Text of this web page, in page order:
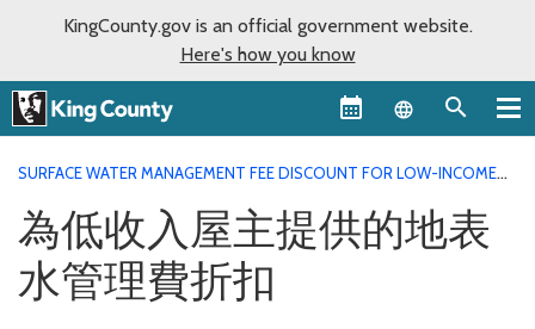
KingCounty.gov is an official government website.
Here's how you know
Language
SURFACE WATER MANAGEMENT FEE DISCOUNT FOR LOW-INCOME
為低收入屋主提供的地表
水管理費折扣